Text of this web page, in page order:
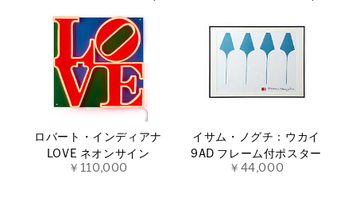
ロバート・インディアナ
LOVE ネオンサイン
￥110,000
イサム・ノグチ：ウカイ
9AD フレーム付ポスター
￥44,000